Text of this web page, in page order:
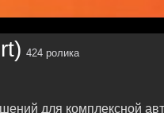
424 ролика
для комплексной